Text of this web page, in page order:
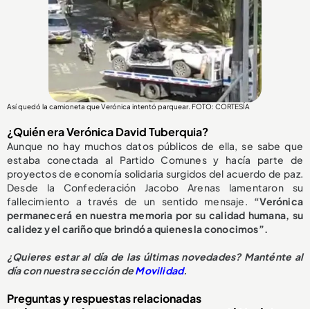
Así quedó la camioneta que Verónica intentó parquear. FOTO: CORTESÍA
¿Quién era Verónica David Tuberquia?
Aunque no hay muchos datos públicos de ella, se sabe que
estaba conectada al Partido Comunes y hacía parte de
proyectos de economía solidaria surgidos del acuerdo de paz.
Desde la Confederación Jacobo Arenas lamentaron su
fallecimiento a través de un sentido mensaje. “Verónica
permanecerá en nuestra memoria por su calidad humana, su
calidez y el cariño que brindó a quienes la conocimos”.
¿Quieres estar al día de las últimas novedades? Manténte al
día con nuestra sección deMovilidad.
Preguntas y respuestas relacionadas